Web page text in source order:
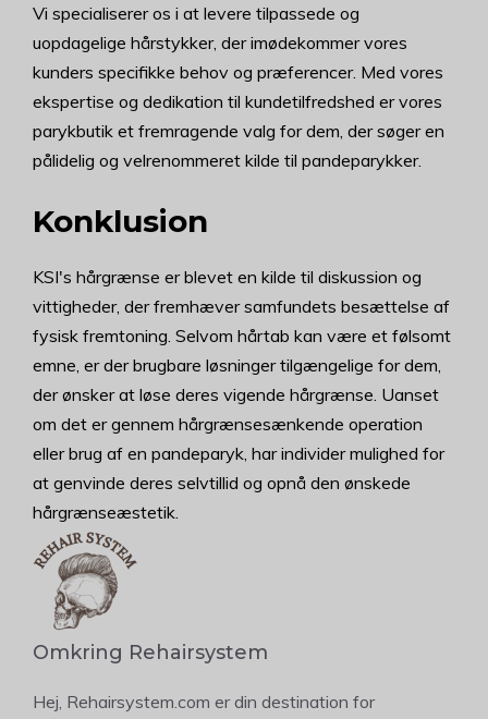
Vi specialiserer os i at levere tilpassede og
uopdagelige hårstykker, der imødekommer vores
kunders specifikke behov og præferencer. Med vores
ekspertise og dedikation til kundetilfredshed er vores
parykbutik et fremragende valg for dem, der søger en
pålidelig og velrenommeret kilde til pandeparykker.
Konklusion
KSI's hårgrænse er blevet en kilde til diskussion og
vittigheder, der fremhæver samfundets besættelse af
fysisk fremtoning. Selvom hårtab kan være et følsomt
emne, er der brugbare løsninger tilgængelige for dem,
der ønsker at løse deres vigende hårgrænse. Uanset
om det er gennem hårgrænsesænkende operation
eller brug af en pandeparyk, har individer mulighed for
at genvinde deres selvtillid og opnå den ønskede
hårgrænseæstetik.
Omkring Rehairsystem
Hej, Rehairsystem.com er din destination for